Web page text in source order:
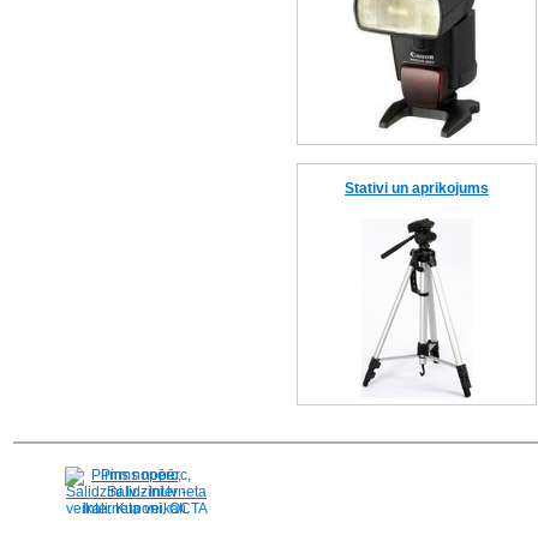
Stativi un aprikojums
Pirms nopērc,
Salidzini.lv - Interneta
veikali, Kuponi, OCTA